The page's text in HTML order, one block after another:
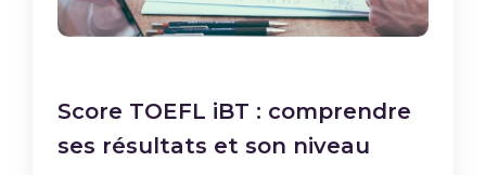
Score TOEFL iBT : comprendre
ses résultats et son niveau